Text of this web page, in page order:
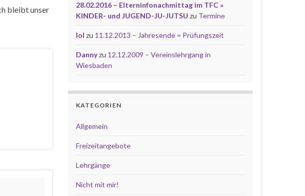
bleibt unser
28.02.2016 – Elterninfonachmittag im TFC »
KINDER- und JUGEND-JU-JUTSU zu Termine
lol zu 11.12.2013 – Jahresende = Prüfungszeit
Dannyzu 12.12.2009 – Vereinslehrgang in
Wiesbaden
KATEGORIEN
Allgemein
Freizeitangebote
Lehrgänge
Nicht mit mir!